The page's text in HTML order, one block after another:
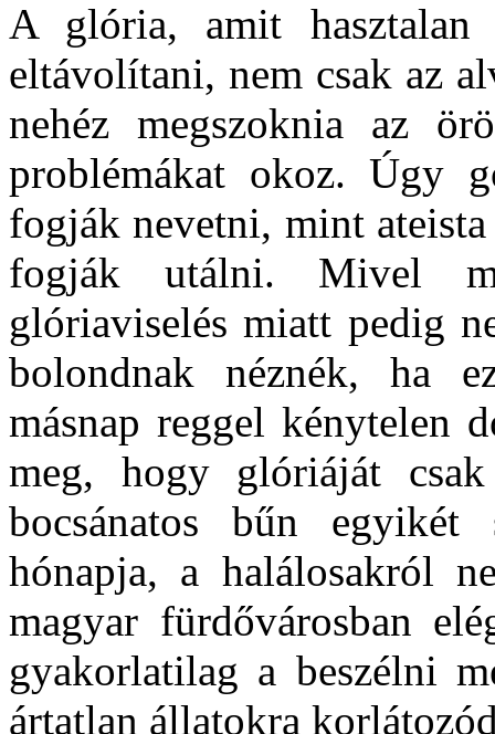
A glória, amit hasztalan
eltávolítani, nem csak az
nehéz megszoknia az
problémákat okoz. Úgy
fogják nevetni, mint
fogják utálni. Mivel
glóriaviselés miatt pedig
bolondnak néznék, ha
másnap reggel kénytelen
meg, hogy glóriáját
bocsánatos bűn
hónapja, a halálosakról
magyar fürdővárosban
gyakorlatilag a beszélni
ártatlan állatokra